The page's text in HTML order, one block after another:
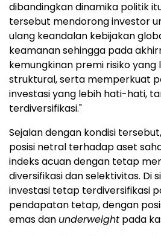
dibandingkan dinamika politik
tersebut mendorong investor
ulang keandalan kebijakan
keamanan sehingga pada
kemungkinan premi risiko yang
struktural, serta memperkuat
investasi yang lebih hati-hati,
terdiversifikasi."
Sejalan dengan kondisi
posisi netral terhadap aset
indeks acuan dengan tetap
diversifikasi dan selektivitas. Di
investasi tetap terdiversifikasi
pendapatan tetap, dengan
emas dan underweight pada